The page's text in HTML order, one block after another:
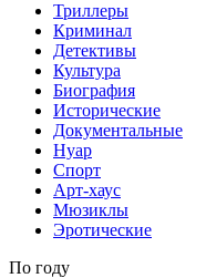
Триллеры
Криминал
Детективы
Культура
Биография
Исторические
Документальные
Нуар
Спорт
Арт-хаус
Мюзиклы
Эротические
По году